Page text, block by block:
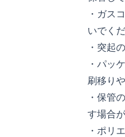
・ガス
いでく
・突起
・パッ
刷移り
・保管
す場合
・ポリ